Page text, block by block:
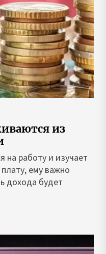
из
на работу и изучает
ему важно
дохода будет